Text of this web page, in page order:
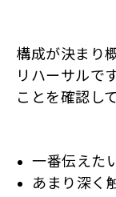
構成が決まり
リハーサルで
ことを確認し
一番伝えた
あまり深く